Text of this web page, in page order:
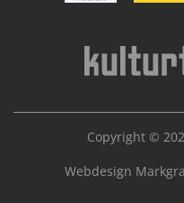
Copyright ©
Webdesign